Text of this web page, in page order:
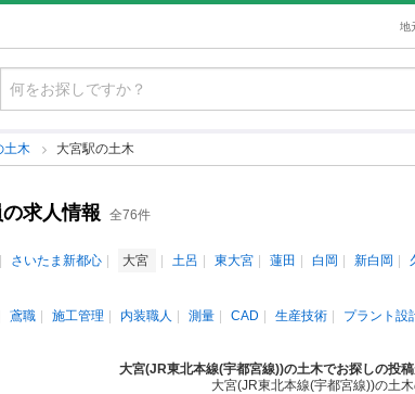
地
土木 大宮駅の土木
求人情報 全76件
さいたま新都心 大宮 土呂 東大宮 蓮田 白岡 新白岡
鳶職 施工管理 内装職人 測量 CAD 生産技術 プラント設
大宮(JR東北本線(宇都宮線))の土木でお探しの投
大宮(JR東北本線(宇都宮線))の土